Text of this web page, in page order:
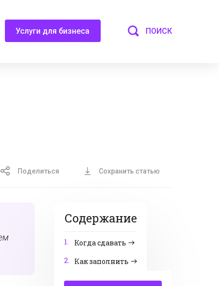
Услуги для бизнеса ПОИСК
Поделиться Сохранить статью
Содержание
1.
Когда сдавать
2.
Как заполнить